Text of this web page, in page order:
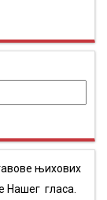
њихових
Нашег гласа.